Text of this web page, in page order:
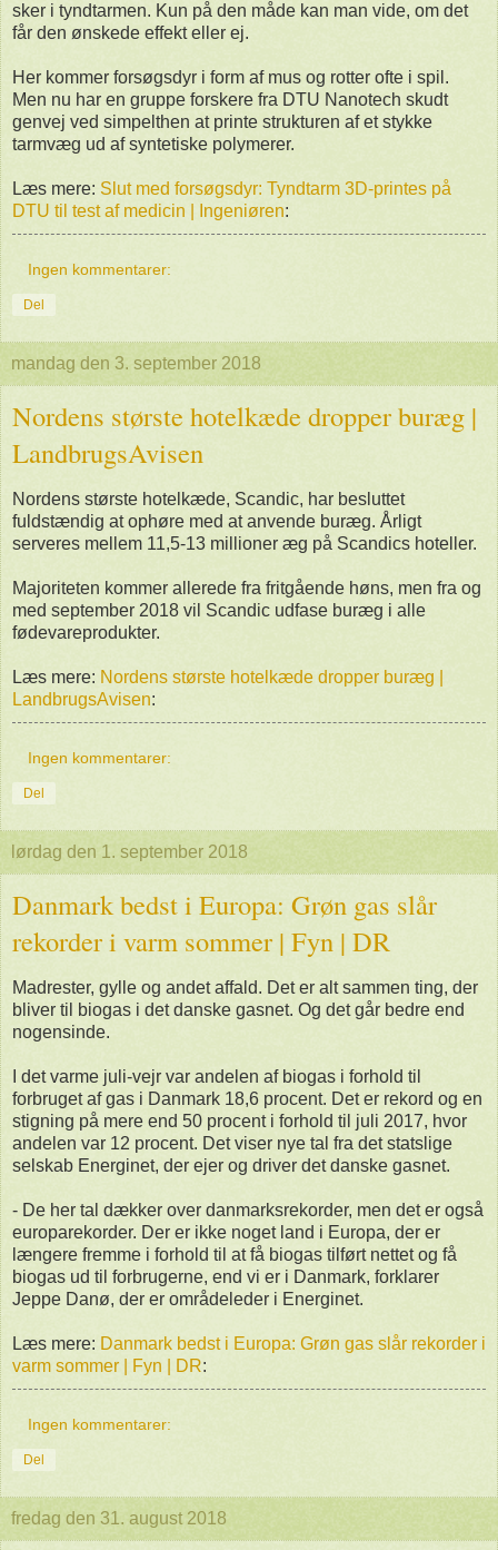
sker i tyndtarmen. Kun på den måde kan man vide, om det
får den ønskede effekt eller ej.
Her kommer forsøgsdyr i form af mus og rotter ofte i spil.
Men nu har en gruppe forskere fra DTU Nanotech skudt
genvej ved simpelthen at printe strukturen af et stykke
tarmvæg ud af syntetiske polymerer.
Læs mere: Slut med forsøgsdyr: Tyndtarm 3D-printes på
DTU til test af medicin | Ingeniøren:
Ingen kommentarer:
Del
mandag den 3. september 2018
Nordens største hotelkæde dropper buræg |
LandbrugsAvisen
Nordens største hotelkæde, Scandic, har besluttet
fuldstændig at ophøre med at anvende buræg. Årligt
serveres mellem 11,5-13 millioner æg på Scandics hoteller.
Majoriteten kommer allerede fra fritgående høns, men fra og
med september 2018 vil Scandic udfase buræg i alle
fødevareprodukter.
Læs mere: Nordens største hotelkæde dropper buræg |
LandbrugsAvisen:
Ingen kommentarer:
Del
lørdag den 1. september 2018
Danmark bedst i Europa: Grøn gas slår
rekorder i varm sommer | Fyn | DR
Madrester, gylle og andet affald. Det er alt sammen ting, der
bliver til biogas i det danske gasnet. Og det går bedre end
nogensinde.
I det varme juli-vejr var andelen af biogas i forhold til
forbruget af gas i Danmark 18,6 procent. Det er rekord og en
stigning på mere end 50 procent i forhold til juli 2017, hvor
andelen var 12 procent. Det viser nye tal fra det statslige
selskab Energinet, der ejer og driver det danske gasnet.
- De her tal dækker over danmarksrekorder, men det er også
europarekorder. Der er ikke noget land i Europa, der er
længere fremme i forhold til at få biogas tilført nettet og få
biogas ud til forbrugerne, end vi er i Danmark, forklarer
Jeppe Danø, der er områdeleder i Energinet.
Læs mere: Danmark bedst i Europa: Grøn gas slår rekorder i
varm sommer | Fyn | DR:
Ingen kommentarer:
Del
fredag den 31. august 2018